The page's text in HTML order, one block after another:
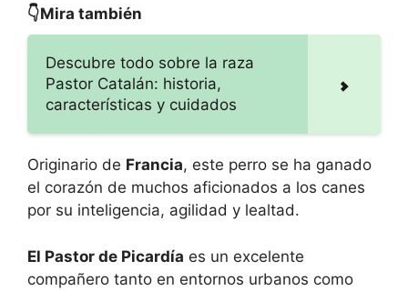
👇Mira también
Descubre todo sobre la raza
Pastor Catalán: historia,
características y cuidados
Originario de Francia, este perro se ha ganado
el corazón de muchos aficionados a los canes
por su inteligencia, agilidad y lealtad.
El Pastor de Picardía es un excelente
compañero tanto en entornos urbanos como